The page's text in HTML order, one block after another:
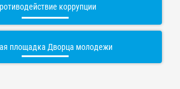
коррупции
площадка Дворца молодежи